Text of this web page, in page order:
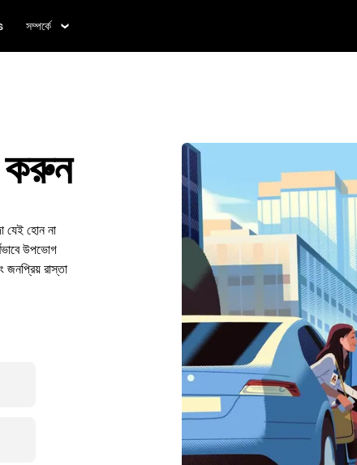
সম্পর্কে
করুন
যেই হোন না
উপভোগ
জনপ্রিয় রাস্তা